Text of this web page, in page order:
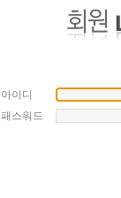
아이디
패스워드